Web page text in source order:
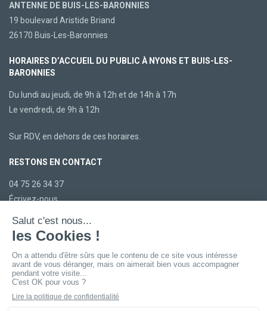
ANTENNE DE BUIS-LES-BARONNIES
19 boulevard Aristide Briand
26170 Buis-Les-Baronnies
HORAIRES D’ACCUEIL DU PUBLIC À NYONS ET BUIS-LES-
BARONNIES
Du lundi au jeudi, de 9h à 12h et de 14h à 17h
Le vendredi, de 9h à 12h
Sur RDV, en dehors de ces horaires.
RESTONS EN CONTACT
04 75 26 34 37
Écrivez-nous
LA CCBDP
Plan du site
Mentions légales